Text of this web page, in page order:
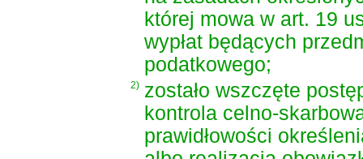
której mowa w art. 19
wypłat będących
podatkowego;
2) zostało wszczęte
kontrola celno-
prawidłowości